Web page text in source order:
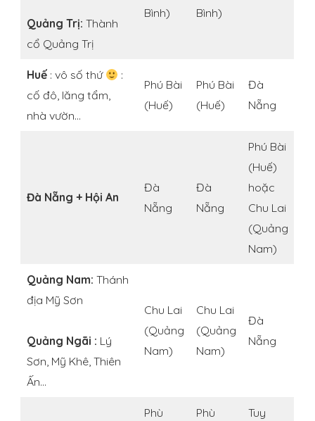
Quảng Trị: Thành
cổ Quảng Trị
Bình)
Bình)
Huế: vô số thứ
:
cố đô, lăng tẩm,
nhà vườn…
Phú Bài
(Huế)
Phú Bài
(Huế)
Đà
Nẵng
Đà Nẵng + Hội An
Đà
Nẵng
Đà
Nẵng
Phú Bài
(Huế)
hoặc
Chu Lai
(Quảng
Nam)
Quảng Nam: Thánh
địa Mỹ Sơn
Quảng Ngãi : Lý
Sơn, Mỹ Khê, Thiên
Ấn…
Chu Lai
(Quảng
Nam)
Chu Lai
(Quảng
Nam)
Đà
Nẵng
Phù
Phù
Tuy